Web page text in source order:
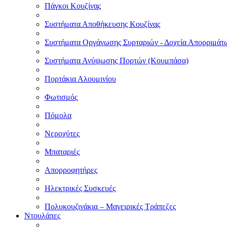
Πάγκοι Κουζίνας
Συστήματα Αποθήκευσης Κουζίνας
Συστήματα Οργάνωσης Συρταριών - Δοχεία
Συστήματα Ανύψωσης Πορτών (Κουμπάσα)
Πορτάκια Αλουμινίου
Φωτισμός
Πόμολα
Νεροχύτες
Μπαταριές
Απορροφητήρες
Ηλεκτρικές Συσκευές
Πολυκουζινάκια – Μαγειρικές Τράπεζες
Ντουλάπες